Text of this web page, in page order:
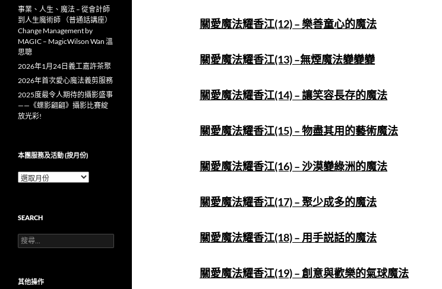
關愛魔法耀香江(12) – 樂善童心的魔法
關愛魔法耀香江(13) –無煙魔法變變變
關愛魔法耀香江(14) – 讓笑容長存的魔法
關愛魔法耀香江(15) – 物盡其用的藝術魔法
關愛魔法耀香江(16) – 沙漠變綠洲的魔法
關愛魔法耀香江(17) – 聚少成多的魔法
關愛魔法耀香江(18) – 用手説話的魔法
關愛魔法耀香江(19) – 創意與歡樂的氣球魔法
事業、人生、魔法 – 從會計師
到人生魔術師 （普通話講座）
Change Management by
MAGIC – MagicWilson Wan 溫
思聰
2026年1月24日義工嘉許茶聚
2026年首次愛心魔法義剪服務
2025度最令人期待的攝影盛事
——《蝶影翩翩》攝影比賽綻
放光彩!
本團服務及活動 (按月份)
本
及
動
(按
SEARCH
搜
尋
字:
其他操作